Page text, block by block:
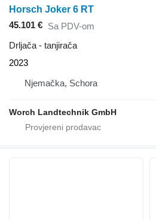
Horsch Joker 6 RT
45.101 € Sa PDV-om
Drljača - tanjirača
2023
Njemačka, Schora
Worch Landtechnik GmbH